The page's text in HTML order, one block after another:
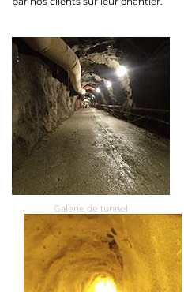
Galerie de tunnel